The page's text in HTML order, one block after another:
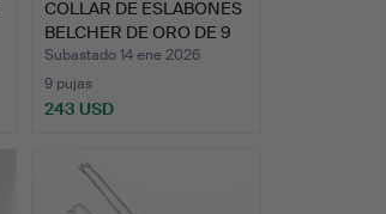
COLLAR DE ESLABONES
BELCHER DE ORO DE 9
QU…
Subastado 14 ene 2026
9 pujas
243 USD